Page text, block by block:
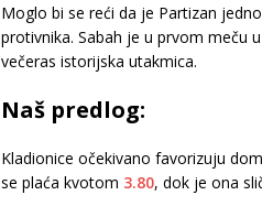
Moglo bi se reći da je Partizan
protivnika. Sabah je u prvom meču
večeras istorijska utakmica.
Naš predlog:
Kladionice očekivano favorizuju
se plaća kvotom 3.80, dok je ona